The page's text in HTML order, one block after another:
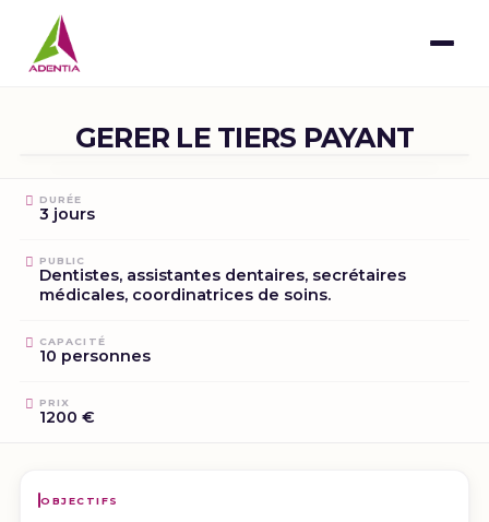
GERER LE TIERS PAYANT
DURÉE
3 jours
PUBLIC
Dentistes, assistantes dentaires, secrétaires
médicales, coordinatrices de soins.
CAPACITÉ
10 personnes
PRIX
1200 €
OBJECTIFS